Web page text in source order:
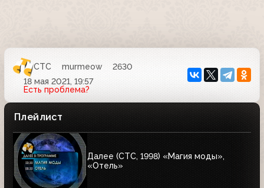
СТС murmeow
2630
18 мая 2021, 19:57
Есть проблема?
Плейлист
Далее (СТС, 1998) «Магия моды»,
«Отель»